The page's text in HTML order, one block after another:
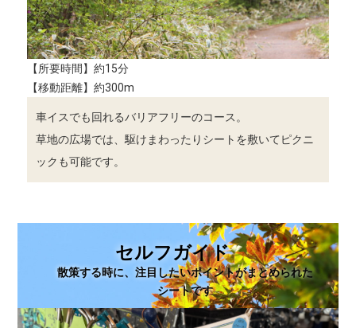
【所要時間】約15分
【移動距離】約300m
車イスでも回れるバリアフリーのコース。
草地の広場では、駆けまわったりシートを敷いてピクニ
ックも可能です。
セルフガイド
散策する時に、注目したいポイントがまとめられた
シートです